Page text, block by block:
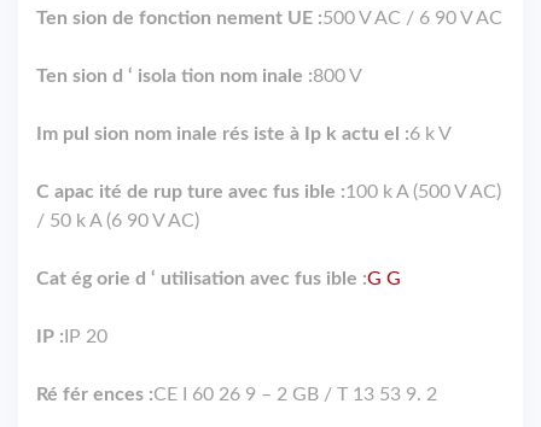
Ten sion de fonction nement UE :500 V AC / 6 90 V AC
Ten sion d ‘ isola tion nom inale :800 V
Im pul sion nom inale rés iste à Ip k actu el :6 k V
C apac ité de rup ture avec fus ible :100 k A (500 V AC)
/ 50 k A (6 90 V AC)
Cat ég orie d ‘ utilisation avec fus ible :G G
IP : IP 20
Ré fér ences :CE I 60 26 9 – 2 GB / T 13 53 9. 2